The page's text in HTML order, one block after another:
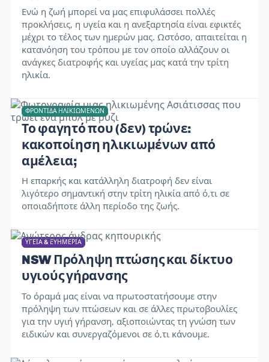
Ενώ η ζωή μπορεί να μας επιφυλάσσει πολλές
προκλήσεις, η υγεία και η ανεξαρτησία είναι εφικτές
μέχρι το τέλος των ημερών μας. Ωστόσο, απαιτείται η
κατανόηση του τρόπου με τον οποίο αλλάζουν οι
ανάγκες διατροφής και υγείας μας κατά την τρίτη
ηλικία.
ΦΡΟΝΤΊΔΑ ΗΛΙΚΙΩΜΈΝΩΝ
Το φαγητό που (δεν) τρώνε:
κακοποίηση ηλικιωμένων από
αμέλεια;
Η επαρκής και κατάλληλη διατροφή δεν είναι
λιγότερο σημαντική στην τρίτη ηλικία από ό,τι σε
οποιαδήποτε άλλη περίοδο της ζωής.
ΥΓΕΊΑ & ΕΥΗΜΕΡΊΑ
NSW Πρόληψη πτώσης και δίκτυο
υγιούς γήρανσης
Το όραμά μας είναι να πρωτοστατήσουμε στην
πρόληψη των πτώσεων και σε άλλες πρωτοβουλίες
για την υγιή γήρανση, αξιοποιώντας τη γνώση των
ειδικών και συνεργαζόμενοι σε ό,τι κάνουμε.